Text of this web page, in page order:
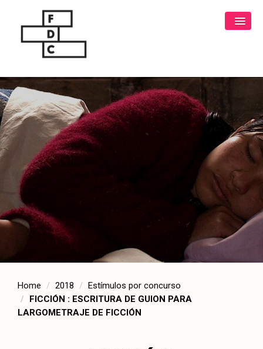
Home 2018
Estímulos por concurso
FICCIÓN : ESCRITURA DE GUION PARA
LARGOMETRAJE DE FICCIÓN